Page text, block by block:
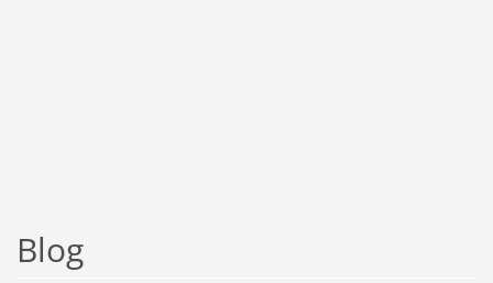
Blog